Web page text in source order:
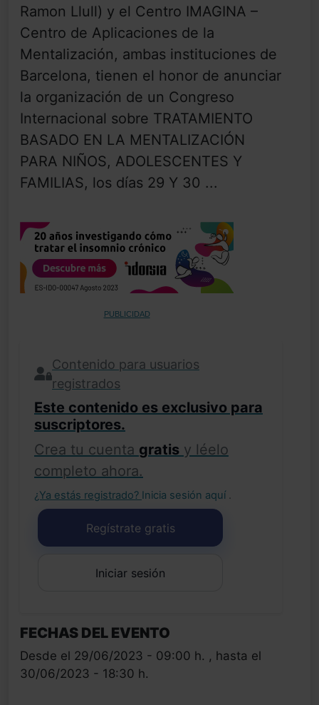
Ramon Llull) y el Centro IMAGINA –
Centro de Aplicaciones de la
Mentalización, ambas instituciones de
Barcelona, tienen el honor de anunciar
la organización de un Congreso
Internacional sobre TRATAMIENTO
BASADO EN LA MENTALIZACIÓN
PARA NIÑOS, ADOLESCENTES Y
FAMILIAS, los días 29 Y 30 ...
PUBLICIDAD
Contenido para usuarios
registrados
Este contenido es exclusivo para
suscriptores.
Crea tu cuenta gratis y léelo
completo ahora.
¿Ya estás registrado? Inicia sesión aquí .
Regístrate gratis
Iniciar sesión
FECHAS DEL EVENTO
Desde el 29/06/2023 - 09:00 h. , hasta el
30/06/2023 - 18:30 h.